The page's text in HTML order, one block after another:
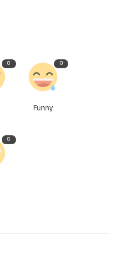
0 0
Funny
0